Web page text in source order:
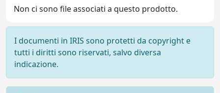
Non ci sono file associati a questo prodotto.
I documenti in IRIS sono protetti da copyright e
tutti i diritti sono riservati, salvo diversa
indicazione.